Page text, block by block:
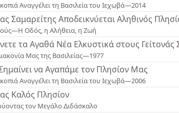
Αναγγέλει τη Βασιλεία του Ιεχωβά—2014
Σαμαρείτης Αποδεικνύεται Αληθινός
Οδός, η Αλήθεια, η Ζωή
τα Αγαθά Νέα Ελκυστικά στους Γείτονάς
Μας της Βασιλείας—1977
να Αγαπάμε τον Πλησίον Μας
Αναγγέλει τη Βασιλεία του Ιεχωβά—2006
Καλός Πλησίον
τον Μεγάλο Διδάσκαλο